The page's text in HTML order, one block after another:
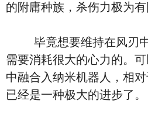
的附庸种族，杀伤力极为有
毕竟想要维持在风刃中
需要消耗很大的心力的。
中融合入纳米机器人，相
已经是一种极大的进步了。